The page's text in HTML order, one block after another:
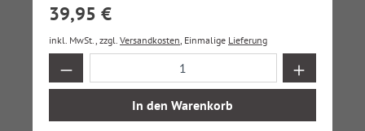
39,95 €
inkl. MwSt., zzgl. Versandkosten, Einmalige Lieferung
Produkt Anzahl: Gib den gewünschten
In den Warenkorb